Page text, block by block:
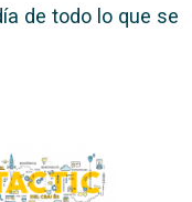
de todo lo que se